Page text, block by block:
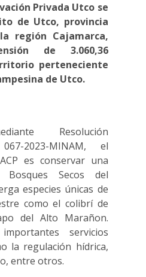
Privada Utco se
de Utco, provincia
región Cajamarca,
de 3.060,36
perteneciente
de Utco.
Resolución
2023-MINAM, el
es conservar una
Secos del
especies únicas de
como el colibrí de
del Alto Marañon.
servicios
la regulación hídrica,
entre otros.